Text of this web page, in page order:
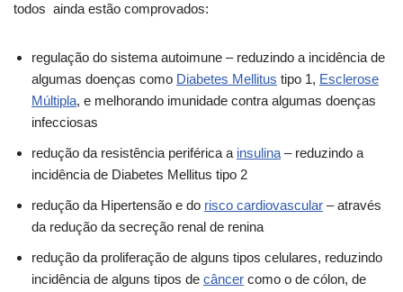
todos ainda estão comprovados:
regulação do sistema autoimune – reduzindo a incidência de
algumas doenças como Diabetes Mellitus tipo 1, Esclerose
Múltipla, e melhorando imunidade contra algumas doenças
infecciosas
redução da resistência periférica a insulina – reduzindo a
incidência de Diabetes Mellitus tipo 2
redução da Hipertensão e do risco cardiovascular – através
da redução da secreção renal de renina
redução da proliferação de alguns tipos celulares, reduzindo
incidência de alguns tipos de câncer como o de cólon, de